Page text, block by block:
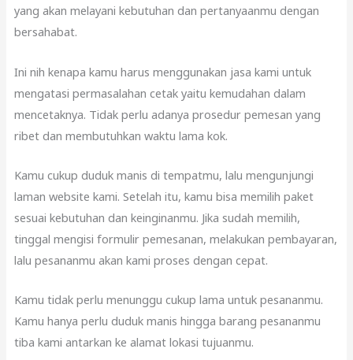
yang akan melayani kebutuhan dan pertanyaanmu dengan
bersahabat.
Ini nih kenapa kamu harus menggunakan jasa kami untuk
mengatasi permasalahan cetak yaitu kemudahan dalam
mencetaknya. Tidak perlu adanya prosedur pemesan yang
ribet dan membutuhkan waktu lama kok.
Kamu cukup duduk manis di tempatmu, lalu mengunjungi
laman website kami. Setelah itu, kamu bisa memilih paket
sesuai kebutuhan dan keinginanmu. Jika sudah memilih,
tinggal mengisi formulir pemesanan, melakukan pembayaran,
lalu pesananmu akan kami proses dengan cepat.
Kamu tidak perlu menunggu cukup lama untuk pesananmu.
Kamu hanya perlu duduk manis hingga barang pesananmu
tiba kami antarkan ke alamat lokasi tujuanmu.